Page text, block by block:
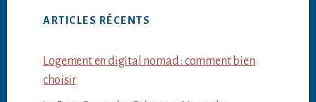
ARTICLES RÉCENTS
Logement en digital nomad : comment bien
choisir